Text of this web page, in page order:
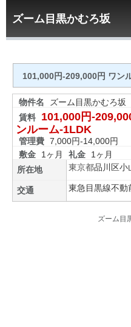
ズーム目黒かむろ坂
101,000円-209,000円 ワン
物件名
ズーム目黒かむろ坂
賃料
101,000円-
ンルーム-1LDK
管理費 7,000円-14,000円
敷金
1ヶ月 礼金
1ヶ月
所在地
東京都品川区小
交通 東急目黒線不動